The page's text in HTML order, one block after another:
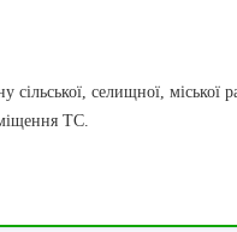
селищної, міської
ТС.